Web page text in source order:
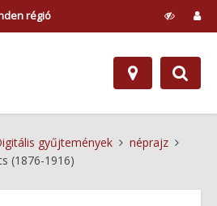
régió
gyűjtemények
néprajz
(1876-1916)